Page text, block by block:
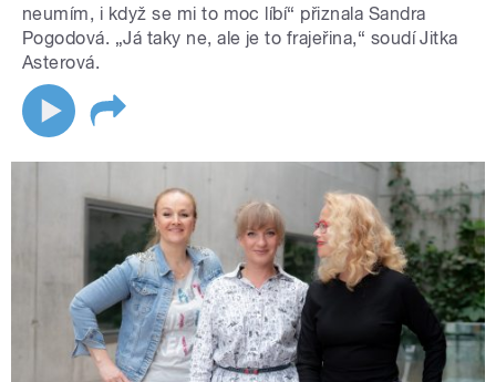
neumím, i když se mi to moc líbí“ přiznala Sandra
Pogodová. „Já taky ne, ale je to frajeřina,“ soudí Jitka
Asterová.